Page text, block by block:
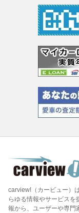
carview!（カービュー）
らゆる情報やサービス
報から、ユーザーや専門